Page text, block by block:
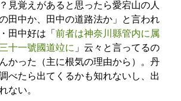
見覚えがあると思ったら愛宕山の人
田中か、田中の道路法か」と言われ
田中好は「 前者は神奈川縣管内に属
十一號國道竝に 」云々と言ってるの
かった（主に根気の理由から）。丹
べたら出てくるかも知れないし、出
ない。